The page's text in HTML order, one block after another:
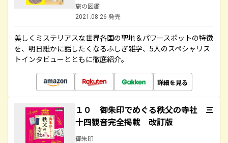
旅の図鑑
2021.08.26 発売
美しくミステリアスな世界各国の聖地＆パワースポットの特徴
を、明日誰かに話したくなるふしぎ雑学、5人のスペシャリス
トインタビューとともに徹底紹介。
詳細を見る
１０ 御朱印でめぐる秩父の寺社 三
十四観音完全掲載 改訂版
御朱印